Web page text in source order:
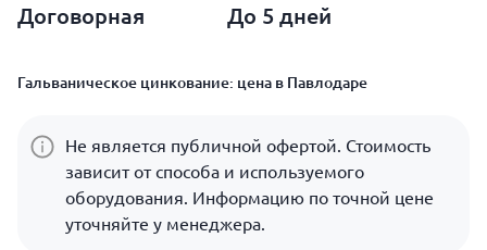
Договорная До 5 дней
Гальваническое цинкование: цена в Павлодаре
Не является публичной офертой. Стоимость
зависит от способа и используемого
оборудования. Информацию по точной цене
уточняйте у менеджера.